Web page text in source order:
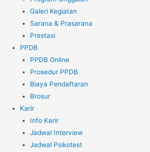
Galeri Kegiatan
Sarana & Prasarana
Prestasi
PPDB
PPDB Online
Prosedur PPDB
Biaya Pendaftaran
Brosur
Karir
Info Karir
Jadwal Interview
Jadwal Psikotest